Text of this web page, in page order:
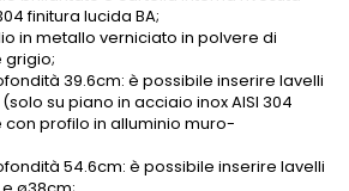
finitura lucida BA;
in metallo verniciato in polvere di
grigio;
39.6cm: è possibile inserire lavelli
su piano in acciaio inox AISI 304
con profilo in alluminio muro-
54.6cm: è possibile inserire lavelli